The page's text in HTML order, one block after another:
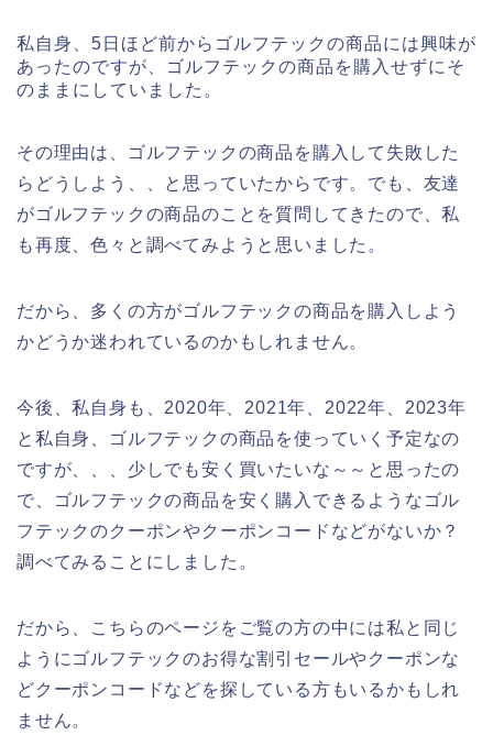
私自身、5日ほど前からゴルフテックの商品には興味が
あったのですが、ゴルフテックの商品を購入せずにそ
のままにしていました。
その理由は、ゴルフテックの商品を購入して失敗した
らどうしよう、、と思っていたからです。でも、友達
がゴルフテックの商品のことを質問してきたので、私
も再度、色々と調べてみようと思いました。
だから、多くの方がゴルフテックの商品を購入しよう
かどうか迷われているのかもしれません。
今後、私自身も、2020年、2021年、2022年、2023年
と私自身、ゴルフテックの商品を使っていく予定なの
ですが、、、少しでも安く買いたいな～～と思ったの
で、ゴルフテックの商品を安く購入できるようなゴル
フテックのクーポンやクーポンコードなどがないか？
調べてみることにしました。
だから、こちらのページをご覧の方の中には私と同じ
ようにゴルフテックのお得な割引セールやクーポンな
どクーポンコードなどを探している方もいるかもしれ
ません。